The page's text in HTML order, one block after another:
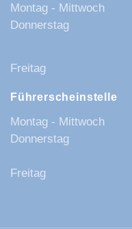
Montag - Mittwoch
Donnerstag
Freitag
Führerscheinstelle
Montag - Mittwoch
Donnerstag
Freitag